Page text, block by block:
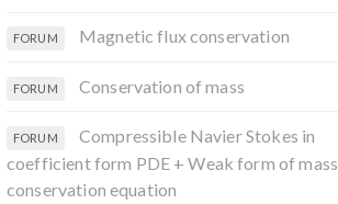
FORUM Magnetic flux conservation
FORUM Conservation of mass
FORUM
Compressible Navier Stokes in
coefficient form PDE + Weak form of mass
conservation equation